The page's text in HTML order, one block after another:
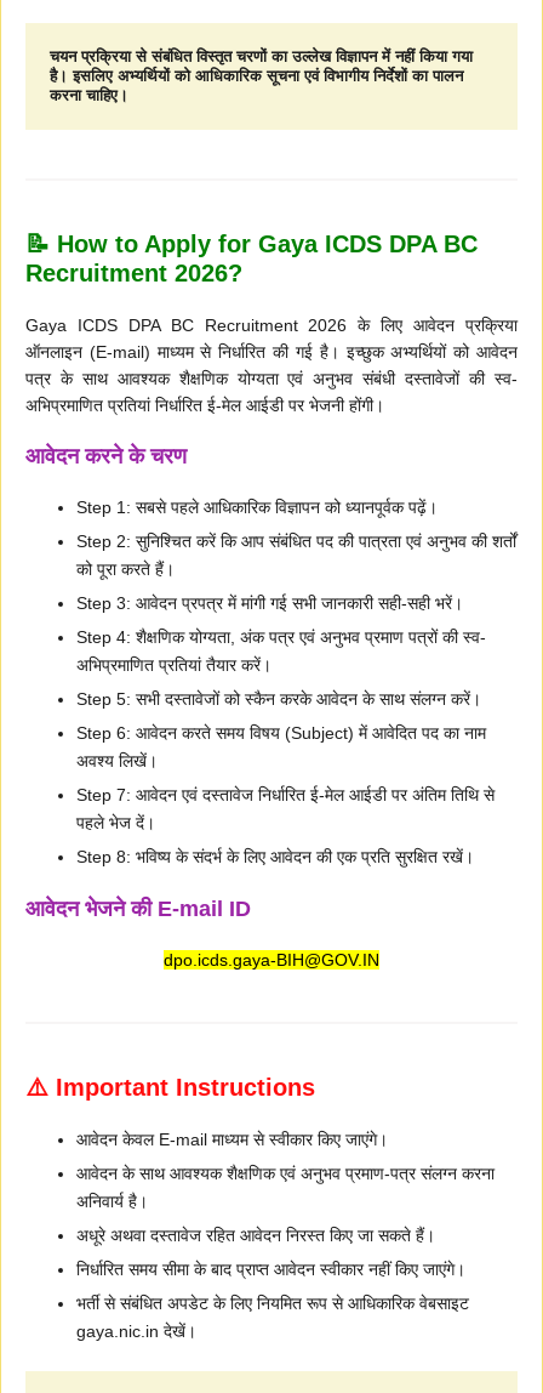
चयन प्रक्रिया से संबंधित विस्तृत चरणों का उल्लेख विज्ञापन में नहीं किया गया
है। इसलिए अभ्यर्थियों को आधिकारिक सूचना एवं विभागीय निर्देशों का पालन
करना चाहिए।
📝 How to Apply for Gaya ICDS DPA BC
Recruitment 2026?
Gaya ICDS DPA BC Recruitment 2026 के लिए आवेदन प्रक्रिया
ऑनलाइन (E-mail) माध्यम से निर्धारित की गई है। इच्छुक अभ्यर्थियों को आवेदन
पत्र के साथ आवश्यक शैक्षणिक योग्यता एवं अनुभव संबंधी दस्तावेजों की स्व-
अभिप्रमाणित प्रतियां निर्धारित ई-मेल आईडी पर भेजनी होंगी।
आवेदन करने के चरण
Step 1: सबसे पहले आधिकारिक विज्ञापन को ध्यानपूर्वक पढ़ें।
Step 2: सुनिश्चित करें कि आप संबंधित पद की पात्रता एवं अनुभव की शर्तों
को पूरा करते हैं।
Step 3: आवेदन प्रपत्र में मांगी गई सभी जानकारी सही-सही भरें।
Step 4: शैक्षणिक योग्यता, अंक पत्र एवं अनुभव प्रमाण पत्रों की स्व-
अभिप्रमाणित प्रतियां तैयार करें।
Step 5: सभी दस्तावेजों को स्कैन करके आवेदन के साथ संलग्न करें।
Step 6: आवेदन करते समय विषय (Subject) में आवेदित पद का नाम
अवश्य लिखें।
Step 7: आवेदन एवं दस्तावेज निर्धारित ई-मेल आईडी पर अंतिम तिथि से
पहले भेज दें।
Step 8: भविष्य के संदर्भ के लिए आवेदन की एक प्रति सुरक्षित रखें।
आवेदन भेजने की E-mail ID
dpo.icds.gaya-BIH@GOV.IN
⚠️ Important Instructions
आवेदन केवल E-mail माध्यम से स्वीकार किए जाएंगे।
आवेदन के साथ आवश्यक शैक्षणिक एवं अनुभव प्रमाण-पत्र संलग्न करना
अनिवार्य है।
अधूरे अथवा दस्तावेज रहित आवेदन निरस्त किए जा सकते हैं।
निर्धारित समय सीमा के बाद प्राप्त आवेदन स्वीकार नहीं किए जाएंगे।
भर्ती से संबंधित अपडेट के लिए नियमित रूप से आधिकारिक वेबसाइट
gaya.nic.in देखें।